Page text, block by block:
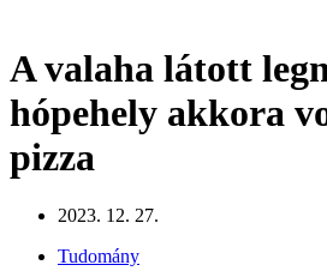
A valaha látott
hópehely akkora
pizza
2023. 12. 27.
Tudomány